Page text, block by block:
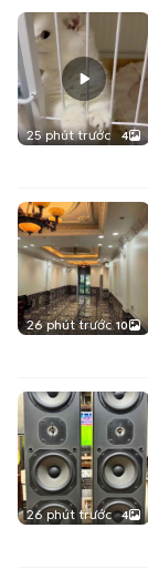
25 phút trước 4
26 phút trước 10
26 phút trước 4